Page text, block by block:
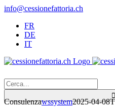
Salta
contenuto
info@cessionefattoria.ch
FR
DE
IT
Cerca
per:
Consulenzawssystem2025-04-